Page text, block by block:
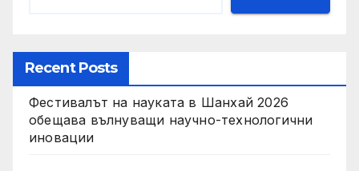
Recent Posts
Фестивалът на науката в Шанхай 2026
обещава вълнуващи научно-технологични
иновации